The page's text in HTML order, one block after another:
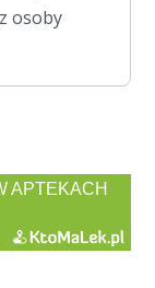
osoby
APTEKACH